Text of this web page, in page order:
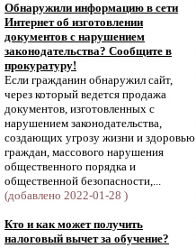
Обнаружили информацию в сети
Интернет об изготовлении
документов с нарушением
законодательства? Сообщите в
прокуратуру!
Если гражданин обнаружил сайт,
через который ведется продажа
документов, изготовленных с
нарушением законодательства,
создающих угрозу жизни и здоровью
граждан, массового нарушения
общественного порядка и
общественной безопасности,...
(добавлено 2022-01-28 )
Кто и как может получить
налоговый вычет за обучение?